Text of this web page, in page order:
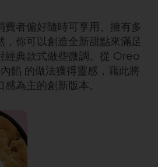
者偏好隨時可享用、擁有多
你可以創造全新甜點來滿足
經典款式做些微調。從 Oreo
餡 的做法獲得靈感，藉此將
為主的創新版本。